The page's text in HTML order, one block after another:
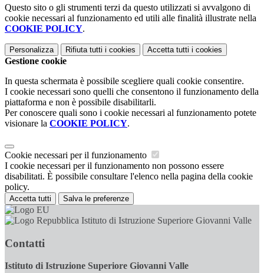
Questo sito o gli strumenti terzi da questo utilizzati si avvalgono di
cookie necessari al funzionamento ed utili alle finalità illustrate nella
COOKIE POLICY.
Personalizza Rifiuta tutti i cookies Accetta tutti i cookies
Gestione cookie
In questa schermata è possibile scegliere quali cookie consentire.
I cookie necessari sono quelli che consentono il funzionamento della
piattaforma e non è possibile disabilitarli.
Per conoscere quali sono i cookie necessari al funzionamento potete
visionare la COOKIE POLICY.
Cookie necessari per il funzionamento
I cookie necessari per il funzionamento non possono essere
disabilitati. È possibile consultare l'elenco nella pagina della cookie
policy.
Accetta tutti Salva le preferenze
Istituto di Istruzione Superiore Giovanni Valle
Contatti
Istituto di Istruzione Superiore Giovanni Valle